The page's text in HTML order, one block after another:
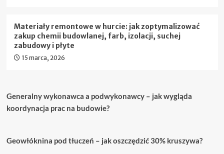
Materiały remontowe w hurcie: jak zoptymalizować
zakup chemii budowlanej, farb, izolacji, suchej
zabudowy i płyte
15 marca, 2026
Generalny wykonawca a podwykonawcy – jak wygląda
koordynacja prac na budowie?
Geowłóknina pod tłuczeń – jak oszczędzić 30% kruszywa?